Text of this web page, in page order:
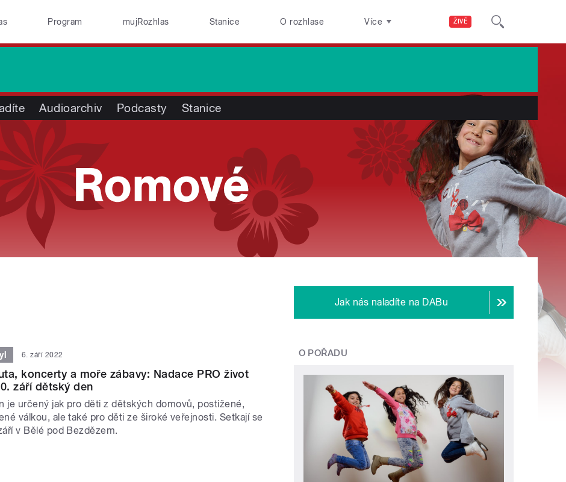
ŽIVĚ
Program mujRozhlas Stanice O rozhlase Více
Audioarchiv Podcasty Stanice
6. září 2022
koncerty a moře zábavy: Nadace PRO život
září dětský den
je určený jak pro děti z dětských domovů, postižené,
válkou, ale také pro děti ze široké veřejnosti. Setkají se
v Bělé pod Bezdězem.
Jak nás naladíte na DABu
O POŘADU